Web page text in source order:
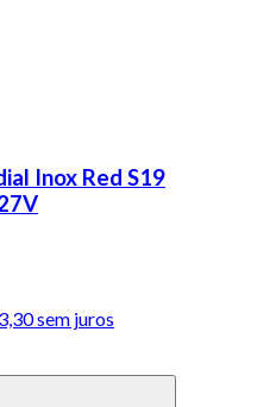
Inox Red S19
sem juros